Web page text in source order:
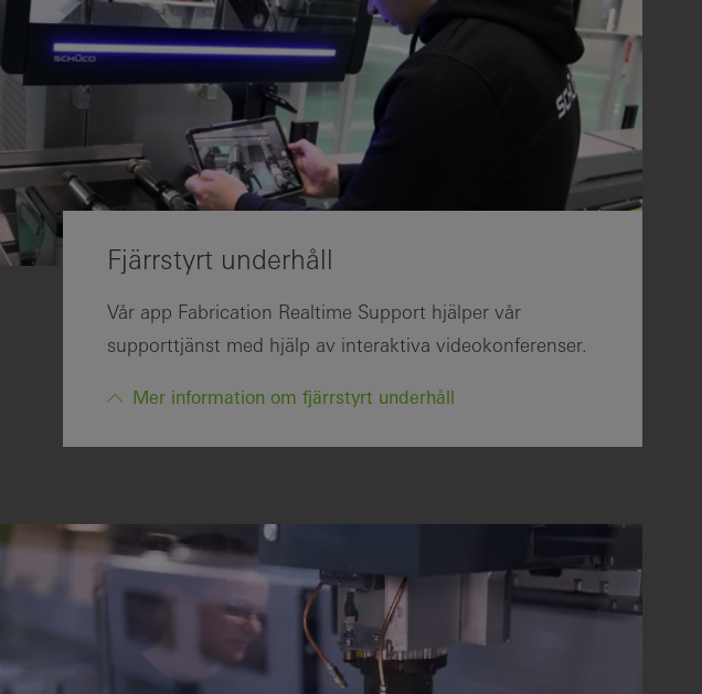
Fjärrstyrt underhåll
Vår app Fabrication Realtime Support hjälper vår
supporttjänst med hjälp av interaktiva videokonferenser.
Mer information om fjärrstyrt underhåll